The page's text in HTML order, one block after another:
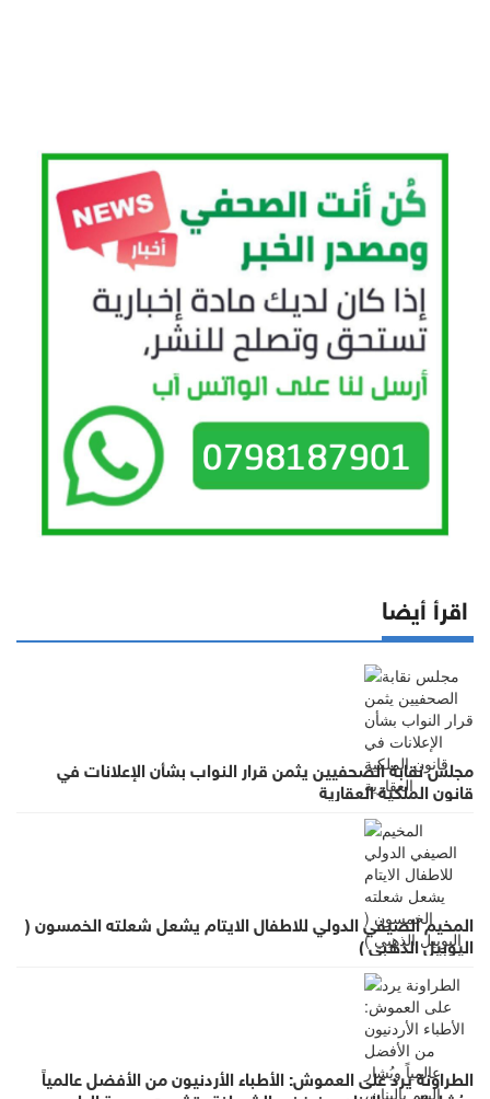
اقرأ أيضا
مجلس نقابة الصحفيين يثمن قرار النواب بشأن الإعلانات في
قانون الملكية العقارية
المخيم الصيفي الدولي للاطفال الايتام يشعل شعلته الخمسون (
اليوبيل الذهبي )
الطراونة يرد على العموش: الأطباء الأردنيون من الأفضل عالمياً